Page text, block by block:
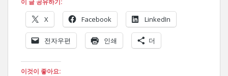
이 글 공유하기:
X Facebook LinkedIn
전자우편 인쇄 더
이것이 좋아요: